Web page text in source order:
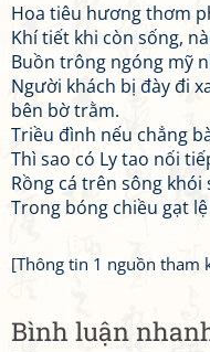
Bình luận
Hoa tiêu hương thơm
Khí tiết khi còn sống,
Buồn trông ngóng mỹ
Người khách bị đày đi
bên bờ trằm.
Triều đình nếu chẳng
Thì sao có Ly tao nối
Rồng cá trên sông khói
Trong bóng chiều gạt
[Thông tin 1 nguồn tham